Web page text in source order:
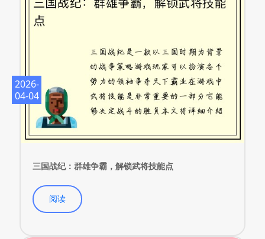
2026-
04-04
三国战纪：群雄争霸，解锁武将技能点
阅读